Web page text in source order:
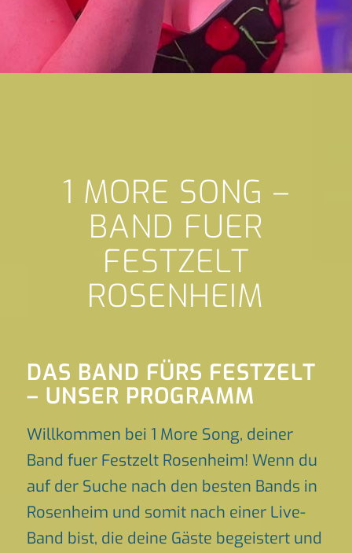
1 MORE SONG –
BAND FUER
FESTZELT
ROSENHEIM
DAS BAND FÜRS FESTZELT
– UNSER PROGRAMM
Willkommen bei 1 More Song, deiner
Band fuer Festzelt Rosenheim! Wenn du
auf der Suche nach den besten Bands in
Rosenheim und somit nach einer Live-
Band bist, die deine Gäste begeistert und